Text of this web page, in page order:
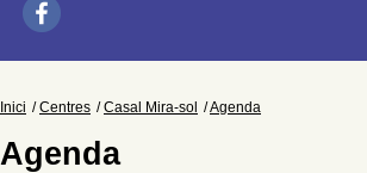
Inici Centres Casal Mira-sol Agenda
Agenda